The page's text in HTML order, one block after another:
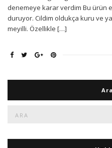
denemeye karar verdim Bu ürün
duruyor. Cildim oldukça kuru ve
meyilli. Özellikle […]